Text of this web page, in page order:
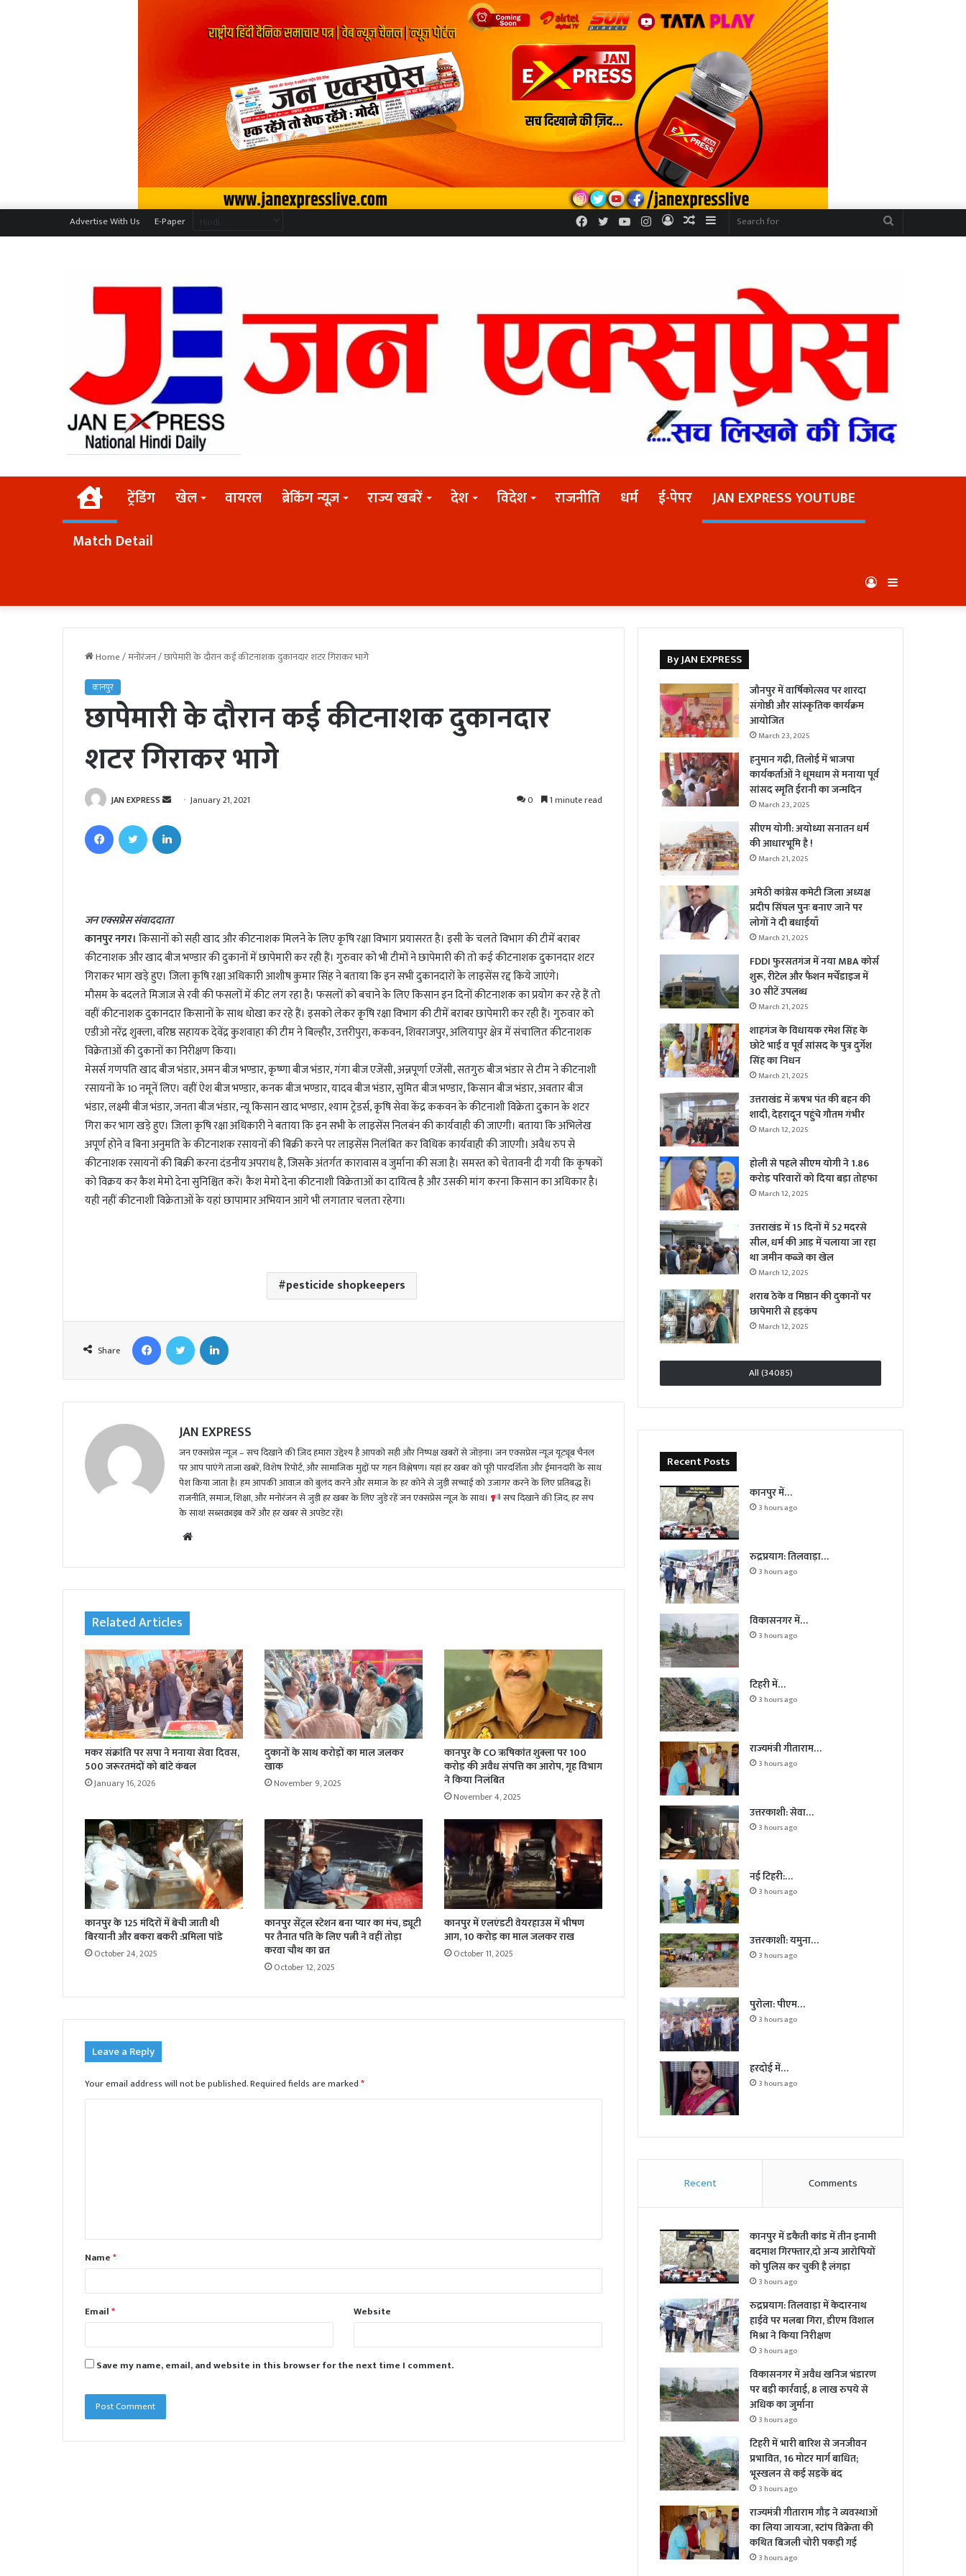
Advertise With Us E-Paper Sidebar
Random
Log
Instagram
YouTube
Twitter
Facebook
Homeट्रेंडिंग खेल वायरल ब्रेकिंग न्यूज़ राज्य खबरें देश विदेश राजनीति धर्म ई-पेपर
JAN EXPRESS YOUTUBE
Match Detail
Log
In
Home/मनोरंजन/छापेमारी के दौरान कई कीटनाशक दुकानदार शटर गिराकर भागेे
कानपुर
छापेमारी के दौरान कई कीटनाशक दुकानदार
शटर गिराकर भागेे
JAN EXPRESS
d
m
a
i
l
January 21, 2021 0 1 minute read
जन एक्सप्रेस संवाददाता
कानपुर नगर। किसानों को सही खाद और कीटनाशक मिलने के लिए कृषि रक्षा विभाग प्रयासरत है। इसी के चलते विभाग की टीमें बराबर
कीटनाशक और खाद बीज भण्डार की दुकानों में छापेमारी कर रही हैं। गुरुवार को भी टीमों ने छापेमारी की तो कई कीटनाशक दुकानदार शटर
गिराकर भाग खड़े हुए। जिला कृषि रक्षा अधिकारी आशीष कुमार सिंह ने बताया कि इन सभी दुकानदारों के लाइसेंस रद्द किये जाएंगे।
मौसम के बदलते मिजाज से रवी की फसलों में कीट लग रहा है। फसलों को बचाने के लिए किसान इन दिनों कीटनाशक का प्रयोग कर रहे हैं तो
वहीं कीटनाशक दुकानदार किसानों के साथ धोखा कर रहे हैं। इसको लेकर कृषि रक्षा विभाग की टीमें बराबर छापेमारी कर रही हैं। गुरुवार को
एडीओ नरेंद्र शुक्ला, वरिष्ठ सहायक देवेंद्र कुशवाहा की टीम ने बिल्हौर, उत्तरीपुरा, ककवन, शिवराजपुर, अलियापुर क्षेत्र में संचालित कीटनाशक
विक्रेताओं की दुकानों का निरीक्षण किया।
मेसर्स गणपति खाद बीज भंडार, अमन बीज भण्डार, कृष्णा बीज भंडार, गंगा बीज एजेंसी, अन्नपूर्णा एजेंसी, सतगुरु बीज भंडार से टीम ने कीटनाशी
रसायनों के 10 नमूनें लिए। वहीं ऐश बीज भण्डार, कनक बीज भण्डार, यादव बीज भंडार, सुमित बीज भण्डार, किसान बीज भंडार, अवतार बीज
भंडार, लक्ष्मी बीज भंडार, जनता बीज भंडार, न्यू किसान खाद भण्डार, श्याम ट्रेडर्स, कृषि सेवा केंद्र ककवन के कीटनाशी विक्रेता दुकान के शटर
गिरा कर भाग खड़े हुए। जिला कृषि रक्षा अधिकारी ने बताया कि इन सभी के लाइसेंस निलबंन की कार्यवाही की जाएगी। बताया कि अभिलेख
अपूर्ण होने व बिना अनुमति के कीटनाशक रसायनों की बिक्री करने पर लाइसेंस निलंबित कर विधिक कार्यवाही की जाएगी। अवैध रुप से
कीटनाशक रसायनों की बिक्री करना दंडनीय अपराध है, जिसके अंतर्गत कारावास व जुर्माना की सजा है। समस्त को चेतावनी दी गयी कि कृषकों
को विक्रय कर कैश मेमो देना सुनिश्चित करें। कैश मेमो देना कीटनाशी विक्रेताओं का दायित्व है और उसकी मांग करना किसान का अधिकार है।
यही नहीं कीटनाशी विक्रेताओं के यहां छापामार अभियान आगे भी लगातार चलता रहेगा।
pesticide shopkeepers
Share
JAN EXPRESS
जन एक्सप्रेस न्यूज़ – सच दिखाने की ज़िद हमारा उद्देश्य है आपको सही और निष्पक्ष खबरों से जोड़ना। जन एक्सप्रेस न्यूज़ यूट्यूब चैनल
पर आप पाएंगे ताजा खबरें, विशेष रिपोर्ट, और सामाजिक मुद्दों पर गहन विश्लेषण। यहां हर खबर को पूरी पारदर्शिता और ईमानदारी के साथ
पेश किया जाता है। हम आपकी आवाज़ को बुलंद करने और समाज के हर कोने से जुड़ी सच्चाई को उजागर करने के लिए प्रतिबद्ध हैं।
राजनीति, समाज, शिक्षा, और मनोरंजन से जुड़ी हर खबर के लिए जुड़े रहें जन एक्सप्रेस न्यूज़ के साथ।
सच दिखाने की ज़िद, हर सच
के साथ! सब्सक्राइब करें और हर खबर से अपडेट रहें।
te
Related Articles
मकर संक्रांति पर सपा ने मनाया सेवा दिवस,
500 जरूरतमंदों को बांटे कंबल
January 16, 2026
दुकानों के साथ करोड़ों का माल जलकर
खाक
November 9, 2025
कानपुर के CO ऋषिकांत शुक्ला पर 100
करोड़ की अवैध संपत्ति का आरोप, गृह विभाग
ने किया निलंबित
November 4, 2025
कानपुर के 125 मंदिरों में बेची जाती थी
बिरयानी और बकरा बकरी :प्रमिला पांडे
October 24, 2025
कानपुर सेंट्रल स्टेशन बना प्यार का मंच, ड्यूटी
पर तैनात पति के लिए पत्नी ने वहीं तोड़ा
करवा चौथ का व्रत
October 12, 2025
कानपुर में एलएंडटी वेयरहाउस में भीषण
आग, 10 करोड़ का माल जलकर राख
October 11, 2025
Leave a Reply
Your email address will not be published.Required fields are marked*
t
*Name*
Email* Website
Save my name, email, and website in this browser for the next time I comment.
By JAN EXPRESS
जौनपुर में वार्षिकोत्सव पर शारदा
संगोष्ठी और सांस्कृतिक कार्यक्रम
आयोजित
March 23, 2025
हनुमान गढ़ी, तिलोई में भाजपा
कार्यकर्ताओं ने धूमधाम से मनाया पूर्व
सांसद स्मृति ईरानी का जन्मदिन
March 23, 2025
सीएम योगी: अयोध्या सनातन धर्म
की आधारभूमि है !
March 21, 2025
अमेठी कांग्रेस कमेटी जिला अध्यक्ष
प्रदीप सिंघल पुनः बनाए जाने पर
लोगों ने दी बधाईयाँ
March 21, 2025
FDDI फुरसतगंज में नया MBA कोर्स
शुरू, रीटेल और फैशन मर्चेंडाइज में
30 सीटें उपलब्ध
March 21, 2025
शाहगंज के विधायक रमेश सिंह के
छोटे भाई व पूर्व सांसद के पुत्र दुर्गेश
सिंह का निधन
March 21, 2025
उत्तराखंड में ऋषभ पंत की बहन की
शादी, देहरादून पहुंचे गौतम गंभीर
March 12, 2025
होली से पहले सीएम योगी ने 1.86
करोड़ परिवारों को दिया बड़ा तोहफा
March 12, 2025
उत्तराखंड में 15 दिनों में 52 मदरसे
सील, धर्म की आड़ में चलाया जा रहा
था जमीन कब्जे का खेल
March 12, 2025
शराब ठेके व मिष्ठान की दुकानों पर
छापेमारी से हड़कंप
March 12, 2025
All (34085)
Recent Posts
कानपुर में…
3 hours ago
रुद्रप्रयाग: तिलवाड़ा…
3 hours ago
विकासनगर में…
3 hours ago
टिहरी में…
3 hours ago
राज्यमंत्री गीताराम…
3 hours ago
उत्तरकाशी: सेवा…
3 hours ago
नई टिहरी:…
3 hours ago
उत्तरकाशी: यमुना…
3 hours ago
पुरोला: पीएम…
3 hours ago
हरदोई में…
3 hours ago
Recent Comments
कानपुर में डकैती कांड में तीन इनामी
बदमाश गिरफ्तार,दो अन्य आरोपियों
को पुलिस कर चुकी है लंगड़ा
3 hours ago
रुद्रप्रयाग: तिलवाड़ा में केदारनाथ
हाईवे पर मलबा गिरा, डीएम विशाल
मिश्रा ने किया निरीक्षण
3 hours ago
विकासनगर में अवैध खनिज भंडारण
पर बड़ी कार्रवाई, 8 लाख रुपये से
अधिक का जुर्माना
3 hours ago
टिहरी में भारी बारिश से जनजीवन
प्रभावित, 16 मोटर मार्ग बाधित;
भूस्खलन से कई सड़कें बंद
3 hours ago
राज्यमंत्री गीताराम गौड़ ने व्यवस्थाओं
का लिया जायजा, स्टांप विक्रेता की
कथित बिजली चोरी पकड़ी गई
3 hours ago